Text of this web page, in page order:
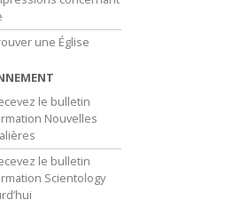
une Église
le bulletin
Nouvelles
le bulletin
Scientology